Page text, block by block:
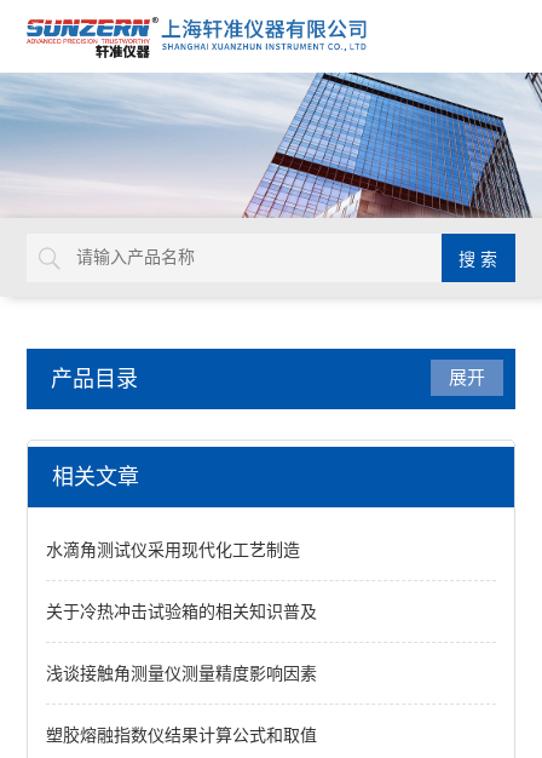
产品目录
环境试验箱
恒温恒湿试验机
温湿度交变湿热试验箱
高/低温试验箱
冷热冲击试验机
展开
相关文章
水滴角测试仪采用现代化工艺制造
关于冷热冲击试验箱的相关知识普及
浅谈接触角测量仪测量精度影响因素
塑胶熔融指数仪结果计算公式和取值